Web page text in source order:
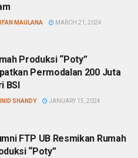
MAULANA MARCH 21, 2024
Produksi “Poty”
Permodalan 200 Juta
BSI
SHANDY JANUARY 15, 2024
FTP UB Resmikan Rumah
“Poty”